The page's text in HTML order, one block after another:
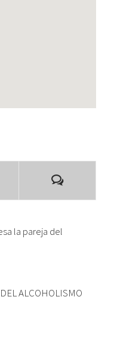
la pareja del
ALCOHOLISMO